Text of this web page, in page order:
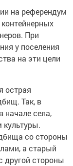
на референдум
При
у поселения
на эти цели
острая
Так, в
начале села,
культуры.
со стороны
а старый
другой стороны